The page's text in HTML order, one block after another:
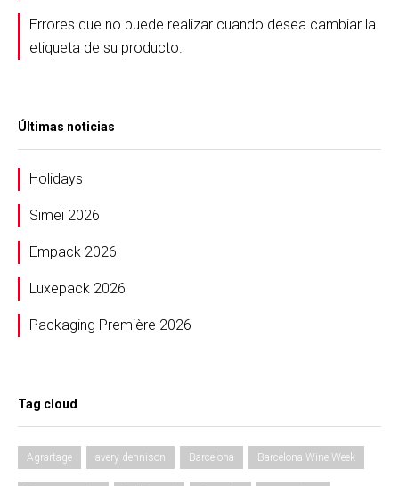
Errores que no puede realizar cuando desea cambiar la
etiqueta de su producto.
Últimas noticias
Holidays
Simei 2026
Empack 2026
Luxepack 2026
Packaging Première 2026
Tag cloud
Agrartage avery dennison Barcelona Barcelona Wine Week